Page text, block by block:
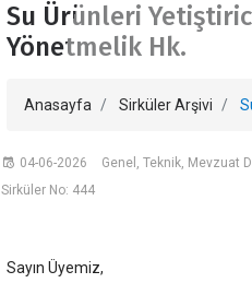
Su Ürünleri
Yönetmelik Hk.
Anasayfa Sirküler Arşivi
04-06-2026 Genel, Teknik, Mevzuat
Sirküler No: 444
Sayın Üyemiz,